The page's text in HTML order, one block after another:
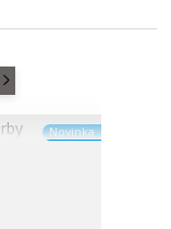
Novinka